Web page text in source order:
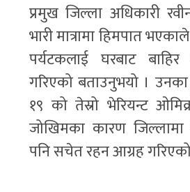
प्रमुख जिल्ला अधिकारी
भारी मात्रामा हिमपात
पर्यटकलाई घरबाट
गरिएको बताउनुभयो ।
१९ को तेस्रो भेरियन्ट
जोखिमका कारण
पनि सचेत रहन आग्रह